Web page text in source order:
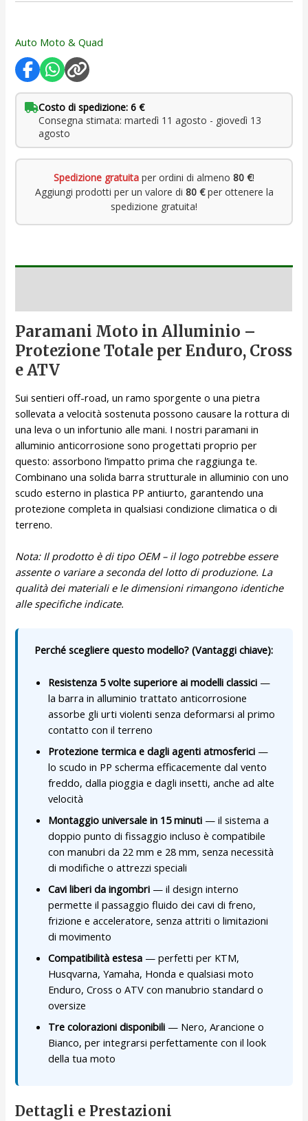
Auto Moto & Quad
Costo di spedizione: 6 €
Consegna stimata: martedì 11 agosto - giovedì 13
agosto
Spedizione gratuita per ordini di almeno 80 €!
Aggiungi prodotti per un valore di 80 €per ottenere la
spedizione gratuita!
Paramani Moto in Alluminio –
Protezione Totale per Enduro, Cross
e ATV
Sui sentieri off-road, un ramo sporgente o una pietra
sollevata a velocità sostenuta possono causare la rottura di
una leva o un infortunio alle mani. I nostri paramani in
alluminio anticorrosione sono progettati proprio per
questo: assorbono l’impatto prima che raggiunga te.
Combinano una solida barra strutturale in alluminio con uno
scudo esterno in plastica PP antiurto, garantendo una
protezione completa in qualsiasi condizione climatica o di
terreno.
Nota: Il prodotto è di tipo OEM – il logo potrebbe essere
assente o variare a seconda del lotto di produzione. La
qualità dei materiali e le dimensioni rimangono identiche
alle specifiche indicate.
Perché scegliere questo modello? (Vantaggi chiave):
Resistenza 5 volte superiore ai modelli classici —
la barra in alluminio trattato anticorrosione
assorbe gli urti violenti senza deformarsi al primo
contatto con il terreno
Protezione termica e dagli agenti atmosferici —
lo scudo in PP scherma efficacemente dal vento
freddo, dalla pioggia e dagli insetti, anche ad alte
velocità
Montaggio universale in 15 minuti — il sistema a
doppio punto di fissaggio incluso è compatibile
con manubri da 22 mm e 28 mm, senza necessità
di modifiche o attrezzi speciali
Cavi liberi da ingombri — il design interno
permette il passaggio fluido dei cavi di freno,
frizione e acceleratore, senza attriti o limitazioni
di movimento
Compatibilità estesa — perfetti per KTM,
Husqvarna, Yamaha, Honda e qualsiasi moto
Enduro, Cross o ATV con manubrio standard o
oversize
Tre colorazioni disponibili — Nero, Arancione o
Bianco, per integrarsi perfettamente con il look
della tua moto
Dettagli e Prestazioni